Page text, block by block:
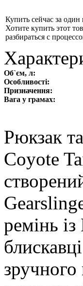
Купить сейчас за один
Хотите купить этот
разбираться с
Об`єм, л:
Особливості:
Призначення:
Вага у грамах:
Рюкзак
Coyote
ремінь